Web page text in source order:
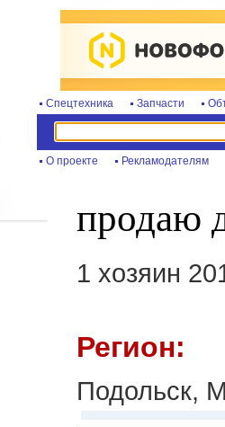
Спецтехника Запчасти
О проекте Рекламодателям
продаю
1 хозяин
Регион:
Подольск,